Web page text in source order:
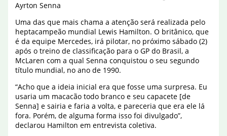
Uma das que mais chama a atenção será realizada pelo
heptacampeão mundial Lewis Hamilton. O britânico, que
é da equipe Mercedes, irá pilotar, no próximo sábado (2)
após o treino de classificação para o GP do Brasil, a
McLaren com a qual Senna conquistou o seu segundo
título mundial, no ano de 1990.
“Acho que a ideia inicial era que fosse uma surpresa. Eu
usaria um macacão todo branco e seu capacete [de
Senna] e sairia e faria a volta, e pareceria que era ele lá
fora. Porém, de alguma forma isso foi divulgado”,
declarou Hamilton em entrevista coletiva.